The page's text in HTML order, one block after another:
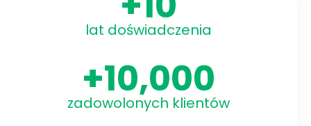
lat doświadczenia
+10,000
zadowolonych klientów